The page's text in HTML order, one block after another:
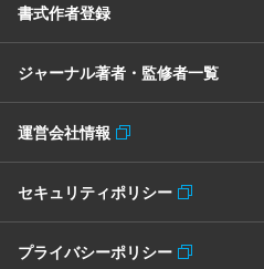
書式作者登録
ジャーナル著者・監修者一覧
運営会社情報
セキュリティポリシー
プライバシーポリシー